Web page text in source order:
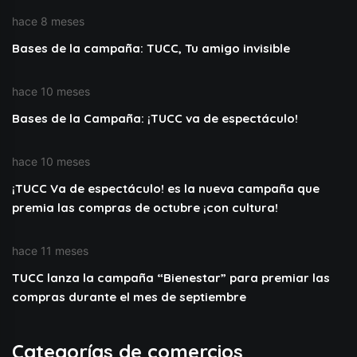
hace 8 meses
Bases de la campaña: TUCC, Tu amigo invisible
hace 10 meses
Bases de la Campaña: ¡TUCC va de espectáculo!
hace 10 meses
¡TUCC Va de espectáculo! es la nueva campaña que
premia las compras de octubre ¡con cultura!
hace 11 meses
TUCC lanza la campaña “Bienestar” para premiar las
compras durante el mes de septiembre
Categorías de comercios